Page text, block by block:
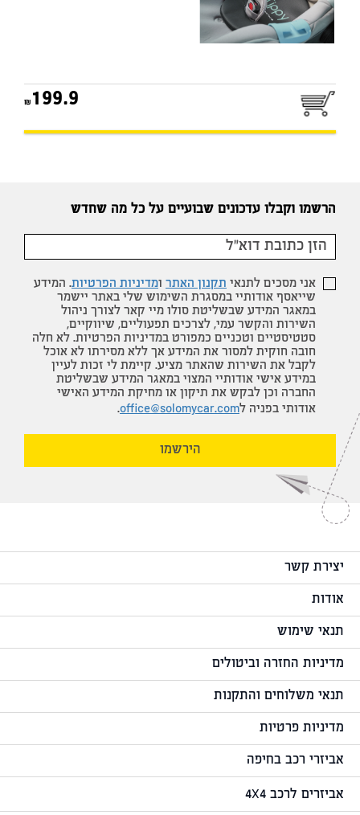
199.9
הרשמו וקבלו עדכונים שבועיים על כל מה שחדש
אני מסכים לתנאי תקנון האתר ומדיניות הפרטיות. המידע
שייאסף אודותיי במסגרת השימוש שלי באתר יישמר
במאגר המידע שבשליטת סולו מיי קאר לצורך ניהול
השירות והקשר עמי, לצרכים תפעוליים, שיווקיים,
סטטיסטיים וטכניים כמפורט במדיניות הפרטיות. לא חלה
חובה חוקית למסור את המידע אך ללא מסירתו לא אוכל
לקבל את השירות שהאתר מציע. קיימת לי זכות לעיין
במידע אישי אודותיי המצוי במאגר המידע שבשליטת
החברה וכן לבקש את תיקון או מחיקת המידע האישי
אודותי בפניה לoffice@solomycar.com
.
הירשמו
יצירת קשר
אודות
תנאי שימוש
מדיניות החזרה וביטולים
תנאי משלוחים והתקנות
מדיניות פרטיות
אביזרי רכב בחיפה
אביזרים לרכב 4X4